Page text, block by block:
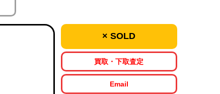
× SOLD
買取・下取査定
Email